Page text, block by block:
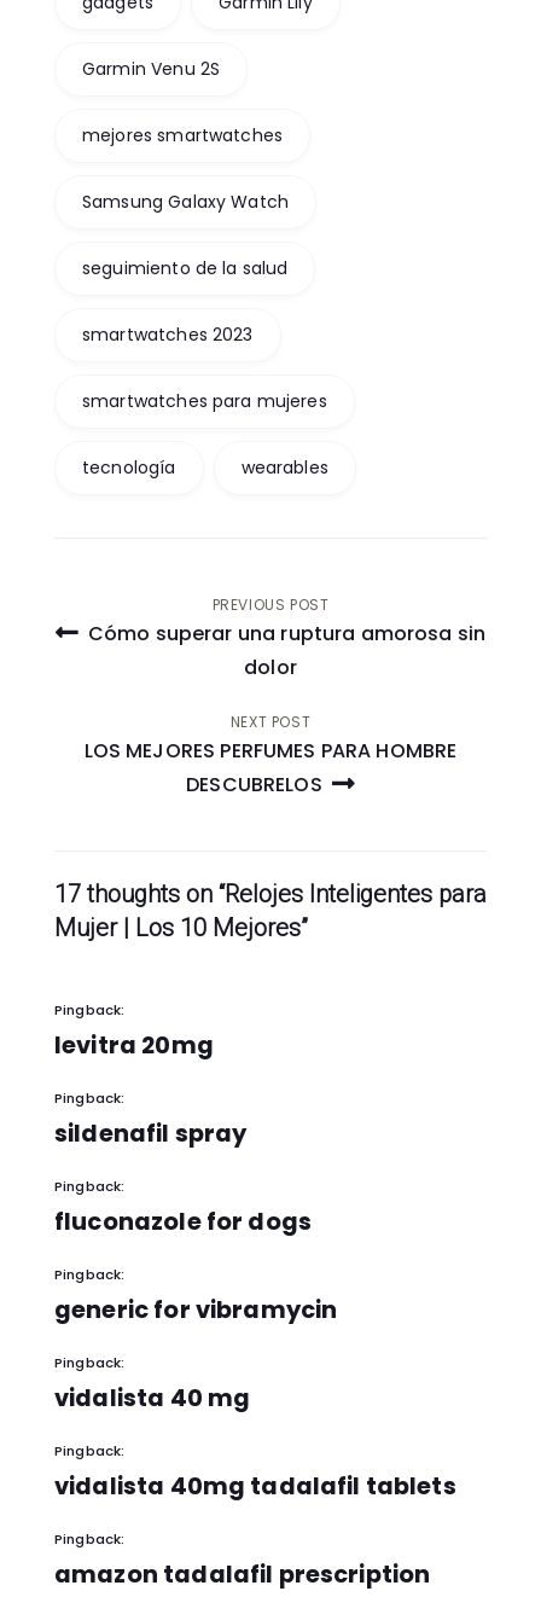
Garmin Venu 2S
mejores smartwatches
Samsung Galaxy Watch
seguimiento de la salud
smartwatches 2023
smartwatches para mujeres
tecnología wearables
Post
PREVIOUS POST
Cómo superar una ruptura amorosa sin
dolor
NEXT POST
LOS MEJORES PERFUMES PARA HOMBRE
DESCUBRELOS
17 thoughts on “Relojes Inteligentes para
Mujer | Los 10 Mejores”
Pingback:
levitra 20mg
Pingback:
sildenafil spray
Pingback:
fluconazole for dogs
Pingback:
generic for vibramycin
Pingback:
vidalista 40 mg
Pingback:
vidalista 40mg tadalafil tablets
Pingback:
amazon tadalafil prescription